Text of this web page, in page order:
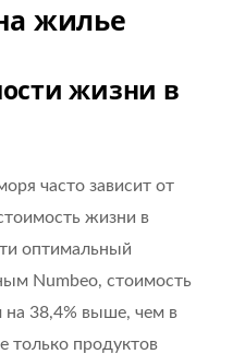
жилье
жизни в
часто зависит от
жизни в
оптимальный
Numbeo, стоимость
на 38,4% выше, чем в
только продуктов